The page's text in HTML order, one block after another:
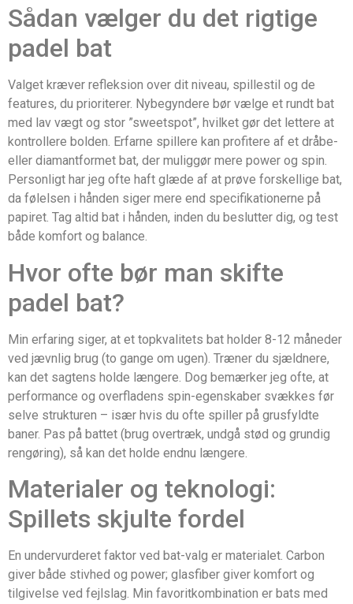
Sådan vælger du det rigtige
padel bat
Valget kræver refleksion over dit niveau, spillestil og de
features, du prioriterer. Nybegyndere bør vælge et rundt bat
med lav vægt og stor ”sweetspot”, hvilket gør det lettere at
kontrollere bolden. Erfarne spillere kan profitere af et dråbe-
eller diamantformet bat, der muliggør mere power og spin.
Personligt har jeg ofte haft glæde af at prøve forskellige bat,
da følelsen i hånden siger mere end specifikationerne på
papiret. Tag altid bat i hånden, inden du beslutter dig, og test
både komfort og balance.
Hvor ofte bør man skifte
padel bat?
Min erfaring siger, at et topkvalitets bat holder 8-12 måneder
ved jævnlig brug (to gange om ugen). Træner du sjældnere,
kan det sagtens holde længere. Dog bemærker jeg ofte, at
performance og overfladens spin-egenskaber svækkes før
selve strukturen – især hvis du ofte spiller på grusfyldte
baner. Pas på battet (brug overtræk, undgå stød og grundig
rengøring), så kan det holde endnu længere.
Materialer og teknologi:
Spillets skjulte fordel
En undervurderet faktor ved bat-valg er materialet. Carbon
giver både stivhed og power; glasfiber giver komfort og
tilgivelse ved fejlslag. Min favoritkombination er bats med